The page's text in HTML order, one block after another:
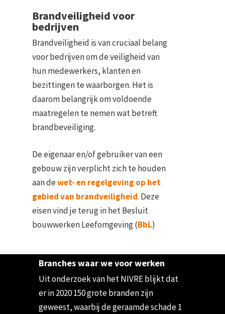
Brandveiligheid voor
bedrijven
Brandveiligheid is van cruciaal belang
voor bedrijven om de veiligheid van
hun medewerkers, klanten en
bezittingen te waarborgen. Het is
daarom belangrijk om voldoende
maatregelen te nemen wat betreft
brandbeveiliging.
De eigenaar en/of gebruiker van een
gebouw zijn verplicht zich te houden
aan dewet- en regelgeving op het
gebied van brandveiligheid. Deze
eisen vind je terug in het Besluit
bouwwerken Leefomgeving (BbL)
Branches waar we voor werken
Uit onderzoek van het NIVRE blijkt dat
er in 2020 150 grote branden zijn
geweest, waarbij de geraamde schade 1